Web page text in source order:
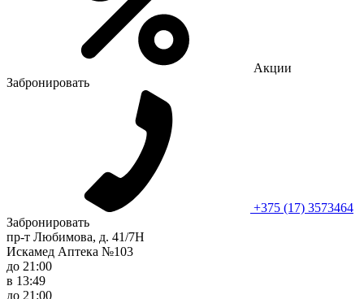
Акции
Забронировать
+375 (17) 3573464
Забронировать
пр-т Любимова, д. 41/7Н
Искамед Аптека №103
до 21:00
в 13:49
до 21:00